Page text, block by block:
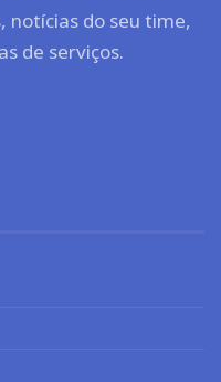
notícias do seu time,
de serviços.